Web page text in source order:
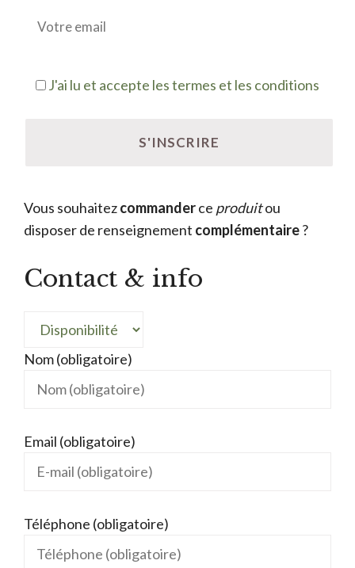
J'ai lu et accepte les termes et les conditions
Vous souhaitezcommanderce produitou
disposer de renseignement complémentaire?
Contact & info
Nom (obligatoire)
Email (obligatoire)
Téléphone (obligatoire)